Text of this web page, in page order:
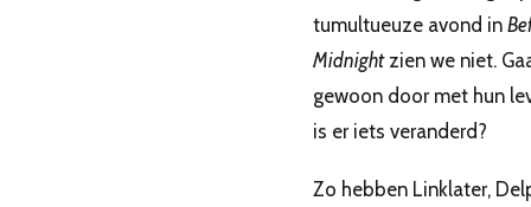
tumultueuze avond in
Midnightzien we niet.
gewoon door met hun
is er iets veranderd?
Zo hebben Linklater,